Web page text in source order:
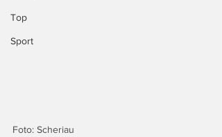
Top
Sport
Foto: Scheriau